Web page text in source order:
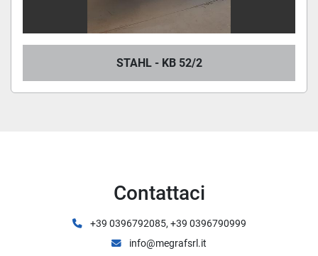
STAHL - KB 52/2
Contattaci
+39 0396792085, +39 0396790999
info@megrafsrl.it